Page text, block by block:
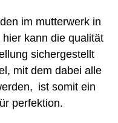
im mutterwerk in
hier kann die qualität
sichergestellt
mit dem dabei alle
ist somit ein
perfektion.